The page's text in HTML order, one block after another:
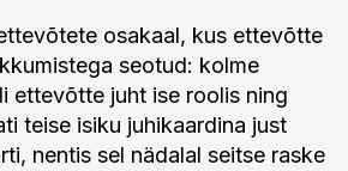
osakaal, kus ettevõtte
seotud: kolme
ettevõtte juht ise roolis ning
teise isiku juhikaardina just
nentis sel nädalal seitse raske